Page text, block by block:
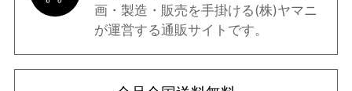
画・製造・販売を手掛ける(株)ヤマニ
が運営する通販サイトです。